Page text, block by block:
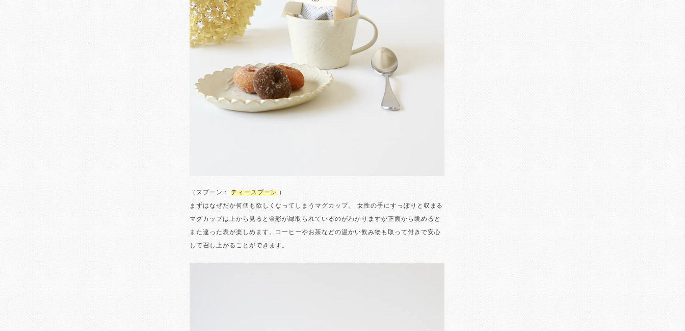
（スプーン： ティースプーン ）
まずはなぜだか何個も欲しくなってしまうマグカップ。 女性の手にすっぽりと収まる
マグカップは上から見ると金彩が縁取られているのがわかりますが正面から眺めると
また違った表が楽しめます。コーヒーやお茶などの温かい飲み物も取って付きで安心
して召し上がることができます。